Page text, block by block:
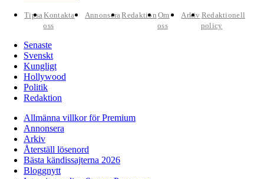
TipsaKontakta
oss
AnnonseraRedaktion Om
oss
Arkiv Redaktionell
policy
Senaste
Svenskt
Kungligt
Hollywood
Politik
Redaktion
Allmänna villkor för Premium
Annonsera
Arkiv
Återställ lösenord
Bästa kändissajterna 2026
Bloggnytt